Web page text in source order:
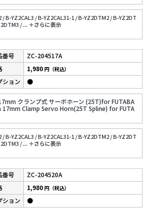
/B-YZ2CAL3 /B-YZ2CAL31-1 /B-YZ2DTM2 /B-YZ2DT
/... ＋さらに表⽰
ZC-204517A
クランプ式 サーボホーン (25T)for FUTABA
17mm Clamp Servo Horn(25T Spline) for FUTA
1,980円（税込）
●
/B-YZ2CAL3 /B-YZ2CAL31-1 /B-YZ2DTM2 /B-YZ2DT
/... ＋さらに表⽰
ZC-204520A
1,980円（税込）
●